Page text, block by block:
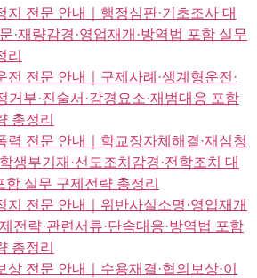
지 전문 안내｜행정심판·기초조사 대
·재량감경·영업재개·방역법 포함 실무
리
전 전문 안내｜구제사례·생계형운전·
거부·진술서·감경요소·재범대응 포함
총정리
력 전문 안내｜학교장자체해결·재심청
생부기재·선도조치감경·전학조치 대
함 실무 구제전략 총정리
지 전문 안내｜위반사실소명·영업재개
전략·관련서류·단속대응·방역법 포함
총정리
상 전문 안내｜수용재결·협의보상·이